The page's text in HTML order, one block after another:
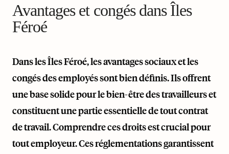
Avantages et congés dans Îles
Féroé
Dans les Îles Féroé, les avantages sociaux et les
congés des employés sont bien définis. Ils offrent
une base solide pour le bien-être des travailleurs et
constituent une partie essentielle de tout contrat
de travail. Comprendre ces droits est crucial pour
tout employeur. Ces réglementations garantissent